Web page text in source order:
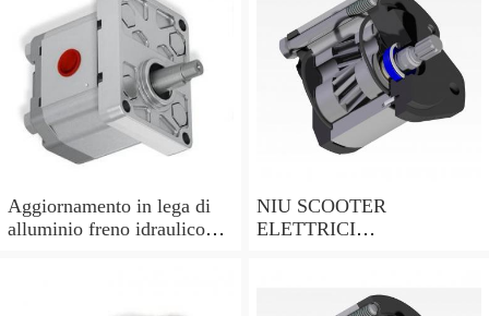
Aggiornamento in lega di
alluminio freno idraulico
NIU SCOOTER
ELETTRICI